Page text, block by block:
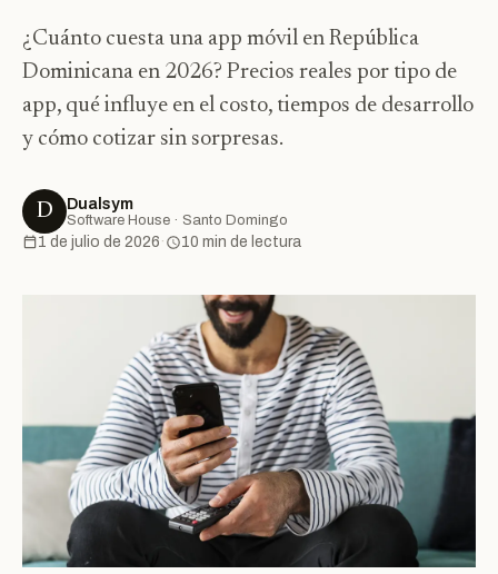
¿Cuánto cuesta una app móvil en República
Dominicana en 2026? Precios reales por tipo de
app, qué influye en el costo, tiempos de desarrollo
y cómo cotizar sin sorpresas.
D Dualsym
Software House · Santo Domingo
1 de julio de 2026 · 10 min de lectura